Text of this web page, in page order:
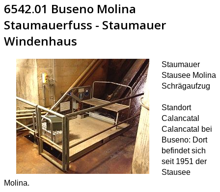
6542.01 Buseno Molina
Staumauerfuss - Staumauer
Windenhaus
Staumauer
Stausee Molina
Schrägaufzug
Standort
Calancatal
Calancatal bei
Buseno: Dort
befindet sich
seit 1951 der
Stausee
Molina.